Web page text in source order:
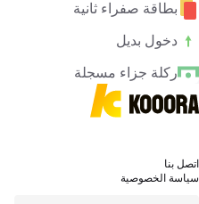
بطاقة صفراء ثانية
دخول بديل
ركلة جزاء مسجلة
اتصل بنا
سياسة الخصوصية